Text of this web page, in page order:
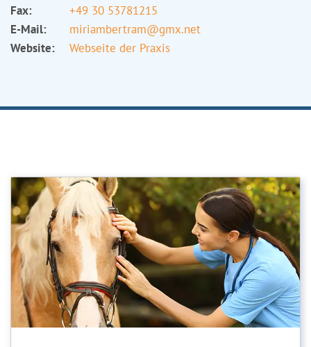
Fax:
+49 30 53781215
E-Mail:
miriambertram@gmx.net
Website:
Webseite der Praxis